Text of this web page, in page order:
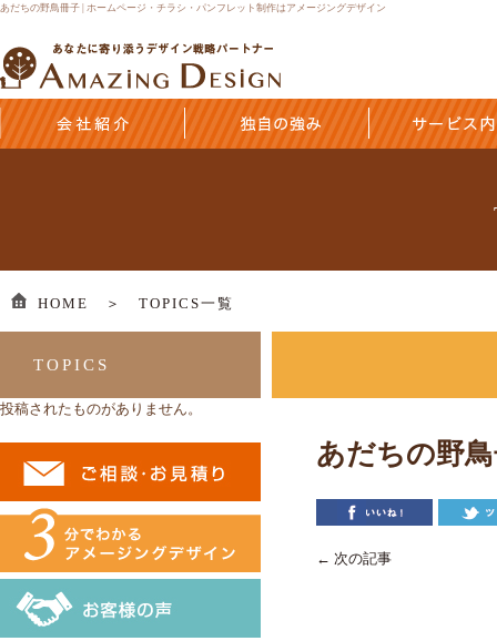
あだちの野鳥冊子 | ホームページ・チラシ・パンフレット制作はアメージングデザイン
HOME ＞ TOPICS一覧
あだちの野
← 次の記事
TOPICS
投稿されたものがありません。